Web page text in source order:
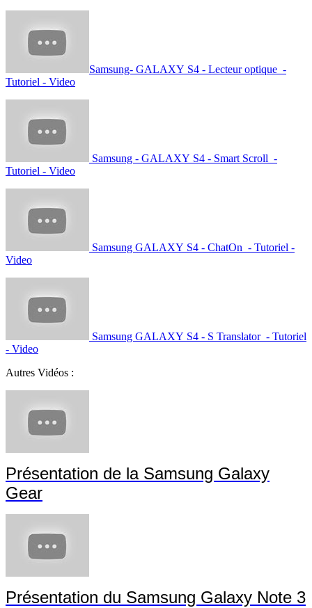
Samsung- GALAXY S4 - Lecteur optique -
Tutoriel - Video
Samsung - GALAXY S4 - Smart Scroll -
Tutoriel - Video
Samsung GALAXY S4 - ChatOn - Tutoriel -
Video
Samsung GALAXY S4 - S Translator - Tutoriel
- Video
Autres Vidéos :
Présentation de la Samsung Galaxy
Gear
Présentation du Samsung Galaxy Note 3